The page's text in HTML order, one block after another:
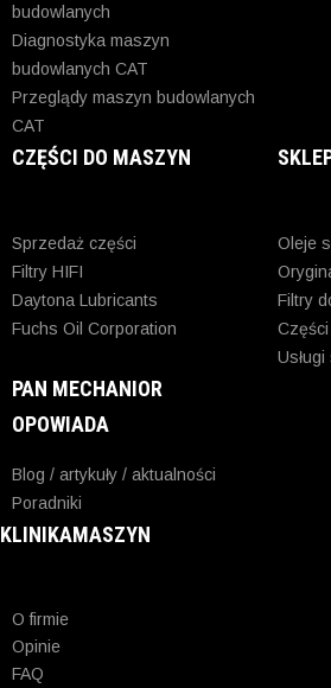
budowlanych
Diagnostyka maszyn
budowlanych CAT
Przeglądy maszyn budowlanych
CAT
CZĘŚCI DO MASZYN
Sprzedaż części
Filtry HIFI
Daytona Lubricants
Fuchs Oil Corporation
Oleje
Filtry
PAN MECHANIOR
OPOWIADA
Blog / artykuły / aktualności
Poradniki
KLINIKAMASZYN
O firmie
Opinie
FAQ